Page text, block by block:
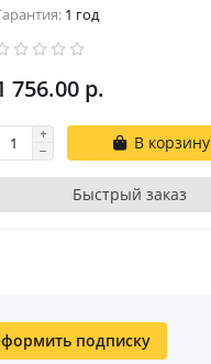
1 год
756.00 р.
В корзину
Быстрый заказ
подписку